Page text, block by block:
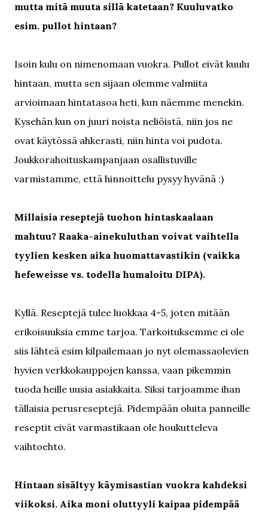
mutta mitä muuta sillä katetaan? Kuuluvatko
esim. pullot hintaan?
Isoin kulu on nimenomaan vuokra. Pullot eivät kuulu
hintaan, mutta sen sijaan olemme valmiita
arvioimaan hintatasoa heti, kun näemme menekin.
Kysehän kun on juuri noista neliöistä, niin jos ne
ovat käytössä ahkerasti, niin hinta voi pudota.
Joukkorahoituskampanjaan osallistuville
varmistamme, että hinnoittelu pysyy hyvänä :)
Millaisia reseptejä tuohon hintaskaalaan
mahtuu? Raaka-ainekuluthan voivat vaihtella
tyylien kesken aika huomattavastikin (vaikka
hefeweisse vs. todella humaloitu DIPA).
Kyllä. Reseptejä tulee luokkaa 4-5, joten mitään
erikoisuuksia emme tarjoa. Tarkoituksemme ei ole
siis lähteä esim kilpailemaan jo nyt olemassaolevien
hyvien verkkokauppojen kanssa, vaan pikemmin
tuoda heille uusia asiakkaita. Siksi tarjoamme ihan
tällaisia perusreseptejä. Pidempään oluita panneille
reseptit eivät varmastikaan ole houkutteleva
vaihtoehto.
Hintaan sisältyy käymisastian vuokra kahdeksi
viikoksi. Aika moni oluttyyli kaipaa pidempää